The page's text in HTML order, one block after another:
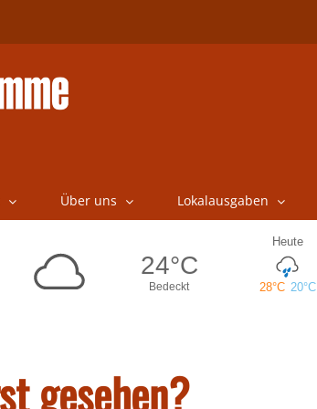
Über uns Lokalausgaben
gesehen?